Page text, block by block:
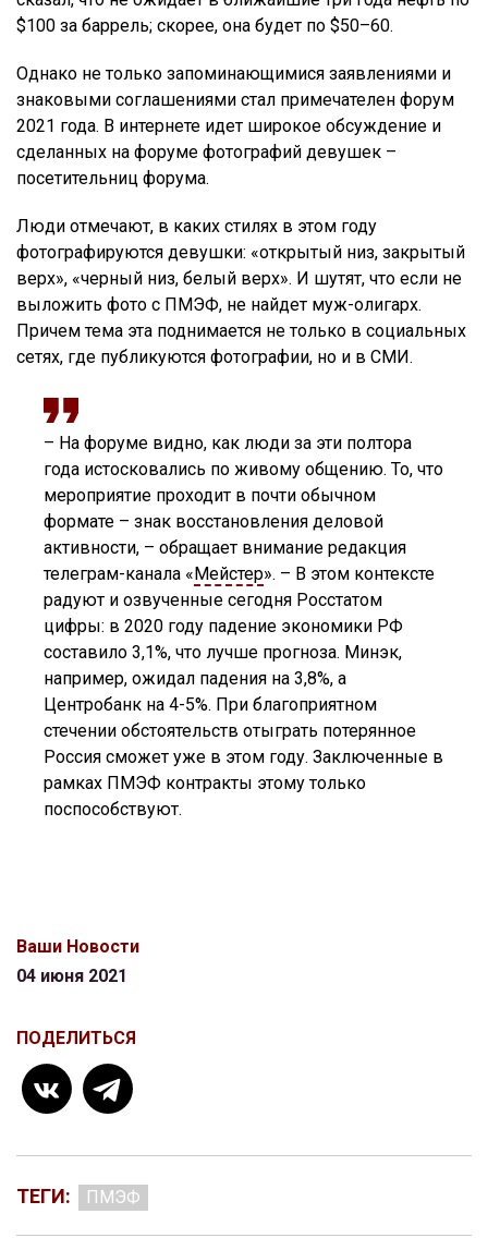
$100 за баррель; скорее, она будет по $50–60.
Однако не только запоминающимися заявлениями и
знаковыми соглашениями стал примечателен форум
2021 года. В интернете идет широкое обсуждение и
сделанных на форуме фотографий девушек –
посетительниц форума.
Люди отмечают, в каких стилях в этом году
фотографируются девушки: «открытый низ, закрытый
верх», «черный низ, белый верх». И шутят, что если не
выложить фото с ПМЭФ, не найдет муж-олигарх.
Причем тема эта поднимается не только в социальных
сетях, где публикуются фотографии, но и в СМИ.
– На форуме видно, как люди за эти полтора
года истосковались по живому общению. То, что
мероприятие проходит в почти обычном
формате – знак восстановления деловой
активности, – обращает внимание редакция
телеграм-канала « Мейстер». – В этом контексте
радуют и озвученные сегодня Росстатом
цифры: в 2020 году падение экономики РФ
составило 3,1%, что лучше прогноза. Минэк,
например, ожидал падения на 3,8%, а
Центробанк на 4-5%. При благоприятном
стечении обстоятельств отыграть потерянное
Россия сможет уже в этом году. Заключенные в
рамках ПМЭФ контракты этому только
поспособствуют.
Ваши Новости
04 июня 2021
ПОДЕЛИТЬСЯ
ТЕГИ: ПМЭФ